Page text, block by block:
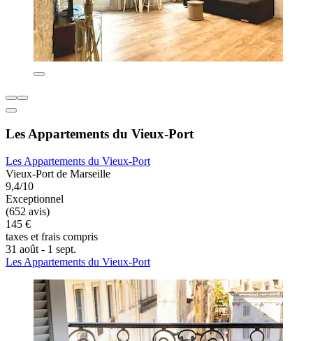
Les Appartements du Vieux-Port
Les Appartements du Vieux-Port
Vieux-Port de Marseille
9,4/10
Exceptionnel
(652 avis)
145 €
taxes et frais compris
31 août - 1 sept.
Les Appartements du Vieux-Port